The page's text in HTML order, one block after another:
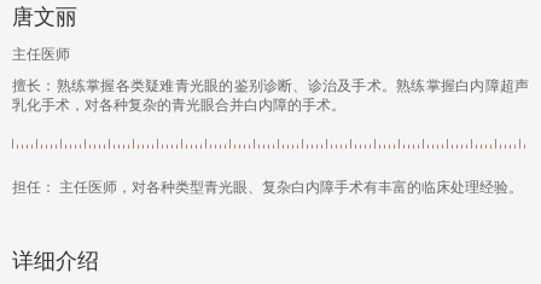
唐文丽
主任医师
擅长：熟练掌握各类疑难青光眼的鉴别诊断、诊治及手术。熟练掌握白内障超声
乳化手术，对各种复杂的青光眼合并白内障的手术。
担任： 主任医师，对各种类型青光眼、复杂白内障手术有丰富的临床处理经验。
详细介绍